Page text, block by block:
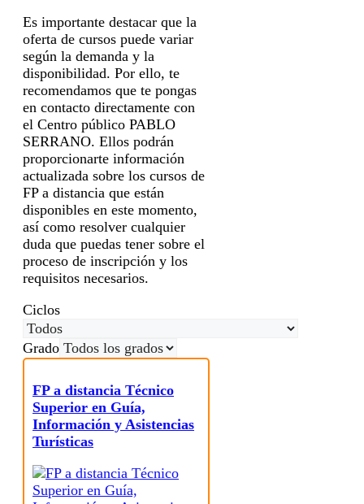
Es importante destacar que la
oferta de cursos puede variar
según la demanda y la
disponibilidad. Por ello, te
recomendamos que te pongas
en contacto directamente con
el Centro público PABLO
SERRANO. Ellos podrán
proporcionarte información
actualizada sobre los cursos de
FP a distancia que están
disponibles en este momento,
así como resolver cualquier
duda que puedas tener sobre el
proceso de inscripción y los
requisitos necesarios.
Ciclos
Grado
FP a distancia Técnico
Superior en Guía,
Información y Asistencias
Turísticas